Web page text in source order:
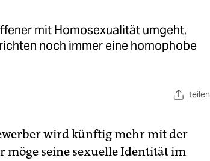
mit Homosexualität umgeht,
noch immer eine homophobe
teilen
wird künftig mehr mit der
möge seine sexuelle Identität im